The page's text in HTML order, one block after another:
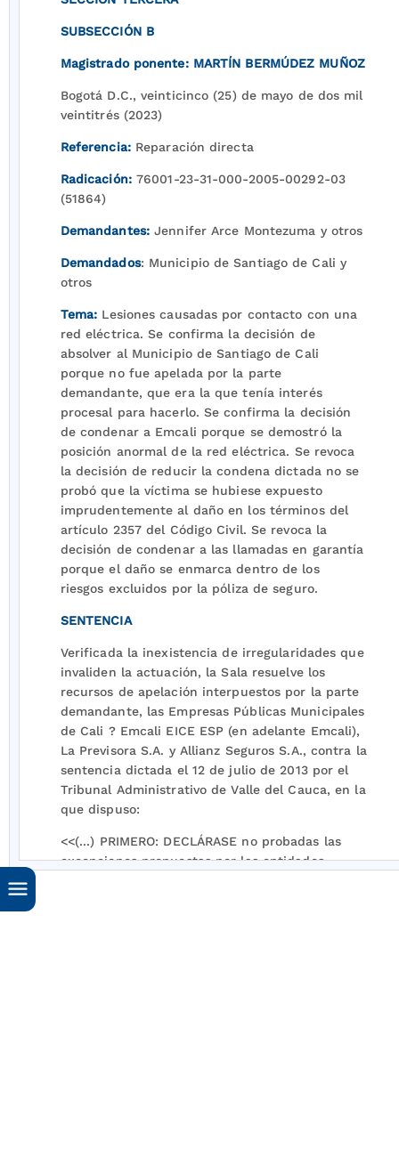
SUBSECCIÓN B
Magistrado ponente: MARTÍN BERMÚDEZ MUÑOZ
Bogotá D.C., veinticinco (25) de mayo de dos mil
veintitrés (2023)
Referencia: Reparación directa
Radicación: 76001-23-31-000-2005-00292-03
(51864)
Demandantes:Jennifer Arce Montezuma y otros
Demandados: Municipio de Santiago de Cali y
otros
Tema: Lesiones causadas por contacto con una
red eléctrica. Se confirma la decisión de
absolver al Municipio de Santiago de Cali
porque no fue apelada por la parte
demandante, que era la que tenía interés
procesal para hacerlo. Se confirma la decisión
de condenar a Emcali porque se demostró la
posición anormal de la red eléctrica. Se revoca
la decisión de reducir la condena dictada no se
probó que la víctima se hubiese expuesto
imprudentemente al daño en los términos del
artículo 2357 del Código Civil. Se revoca la
decisión de condenar a las llamadas en garantía
porque el daño se enmarca dentro de los
riesgos excluidos por la póliza de seguro.
SENTENCIA
Verificada la inexistencia de irregularidades que
invaliden la actuación, la Sala resuelve los
recursos de apelación interpuestos por la parte
demandante, las Empresas Públicas Municipales
de Cali ? Emcali EICE ESP (en adelante Emcali),
La Previsora S.A. y Allianz Seguros S.A., contra la
sentencia dictada el 12 de julio de 2013 por el
Tribunal Administrativo de Valle del Cauca, en la
que dispuso:
<<(...) PRIMERO: DECLÁRASE no probadas las
excepciones propuestas por las entidades